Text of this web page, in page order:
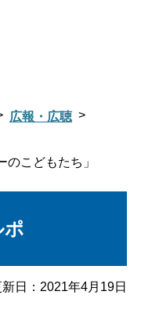
る
ップ
らし・手続き
広報・広聴
こどもたち」
ポ
日： 2021年4月19日